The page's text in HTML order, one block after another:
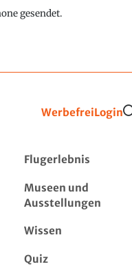
gesendet.
WerbefreiLogin
Flugerlebnis
Museen und
Ausstellungen
Wissen
Quiz